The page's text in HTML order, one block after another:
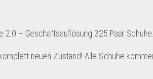
2.0 – Geschäftsauflösung 325 Paar Schuhe.
neuen Zustand! Alle Schuhe